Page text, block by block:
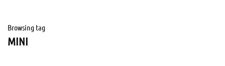
Browsing tag
MINI